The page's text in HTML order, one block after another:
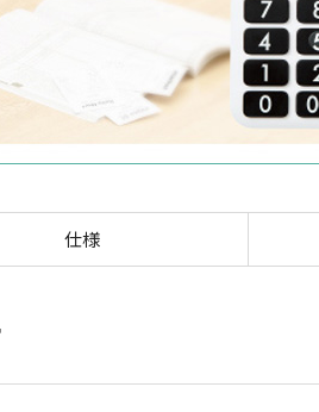
くっきりはっきり電卓
仕様